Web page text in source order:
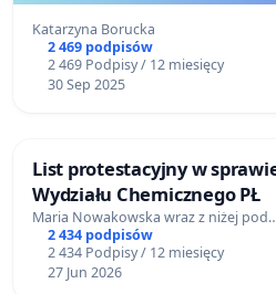
Katarzyna Borucka
2 469 podpisów
2 469 Podpisy / 12 miesięcy
30 Sep 2025
List protestacyjny w
Wydziału Chemicznego PŁ
Maria Nowakowska wraz z niżej
2 434 podpisów
2 434 Podpisy / 12 miesięcy
27 Jun 2026